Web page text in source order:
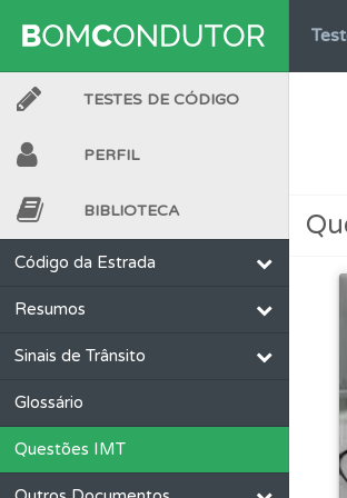
TESTES DE CÓDIGO
PERFIL
BIBLIOTECA
Código da Estrada
Resumos
Sinais de Trânsito
Glossário
Questões IMT